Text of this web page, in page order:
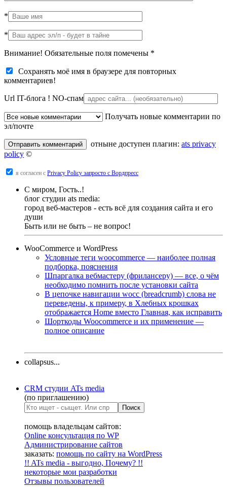
*
*
Внимание! Обязательные поля помечены *
Сохранять моё имя в браузере для повторных
комментариев!
Url IT-блога ! NO-спам
Получать новые комментарии по
эл/почте
отныне доступен плагин: ats privacy
policy ©
я согласен с Privacy Policy запросто с Вордпресс
С миром, Гость..!
блог студии ats media:
город веб-мастеров - есть всё для создания сайта и его
души
Быть или не быть – не вопрос!
WooCommerce и WordPress
Условные теги woocommerce — наиболее полная
подборка, пояснения
Шпаргалка вебмастеру (фрилансеру) — все, о чём
необходимо помнить после установки сайта
В цепочке навигации wocc (breadcrumb) слова не
переведены, к примеру, в Хлебных крошках
отображается Home вместо Главная, как исправить
Шорткоды Woocommerce и их применение —
полное описание
collapsus...
CRM студии ATs media
(по приглашению)
помощь владельцам сайтов:
Online консультация по WP
Администрирование сайтов
заказать: помощь по сайту на WordPress
!! ATs media - выгодно, Почему? !!
некоторые мои разработки
Отзывы пользователей